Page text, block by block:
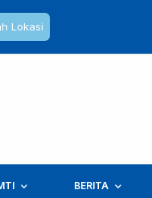
Lokasi
BERITA